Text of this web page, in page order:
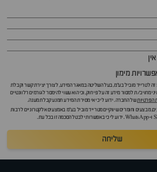
מימון
לטרייד מוביל בע"מ, בעל השליטה במאגר המידע, לצורך יצירת קשר וקבלת
מחויב/ת למסור מידע זה על פי חוק, וכי הוא עשוי להימסר לגורמים רלוונטיים
הפרטיותשל החברה. ידוע לי כי אי מסירת המידע תמנע קבלת מענה.
מבצעים וחומרים שיווקיים מטרייד מוביל בע"מ באמצעים אלקטרוניים לרבות
שליחה